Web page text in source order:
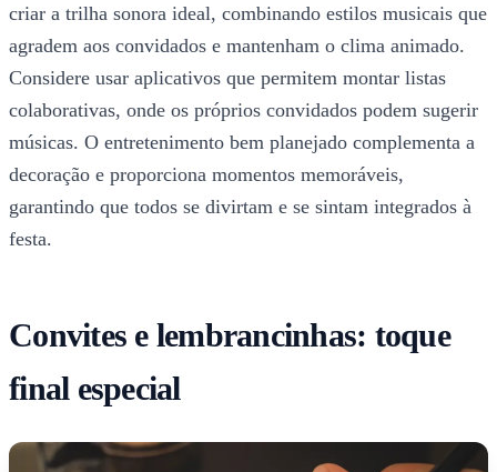
criar a trilha sonora ideal, combinando estilos musicais que
agradem aos convidados e mantenham o clima animado.
Considere usar aplicativos que permitem montar listas
colaborativas, onde os próprios convidados podem sugerir
músicas. O entretenimento bem planejado complementa a
decoração e proporciona momentos memoráveis,
garantindo que todos se divirtam e se sintam integrados à
festa.
Convites e lembrancinhas: toque
final especial